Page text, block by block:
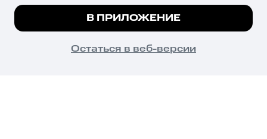
психотропных веществ, их аналогов причиняет вред здоровью,
их незаконный оборот запрещён и влечёт установленную
законодательством ответственность.
© 2026 ООО «КИОН».
Все права защищены
Мы используем куки, чтобы на сайте все
Подробнее
ПОНЯТНО
В ПРИЛОЖЕНИЕ
Остаться в веб-версии